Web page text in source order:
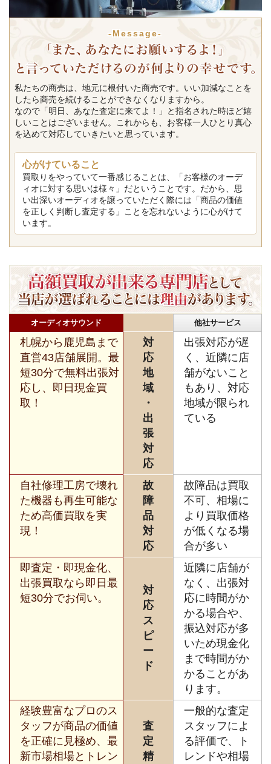
-Message-
私たちの商売は、地元に根付いた商売です。いい加減なことを
したら商売を続けることができなくなりますから。
なので「明日、あなた査定に来てよ！」と指名された時ほど嬉
しいことはございません。これからも、お客様一人ひとり真心
を込めて対応していきたいと思っています。
心がけていること
買取りをやっていて一番感じることは、「お客様のオーデ
ィオに対する思いは様々」だということです。だから、思
い出深いオーディオを譲っていただく際には「商品の価値
を正しく判断し査定する」ことを忘れないように心がけて
います。
オーディオサウンド 他社サービス
札幌から鹿児島まで
直営43店舗展開。最
短30分で無料出張対
応し、即日現金買
取！
対
応
地
域
・
出
張
対
応
出張対応が遅
く、近隣に店
舗がないこと
もあり、対応
地域が限られ
ている
自社修理工房で壊れ
た機器も再生可能な
ため高価買取を実
現！
故
障
品
対
応
故障品は買取
不可、相場に
より買取価格
が低くなる場
合が多い
即査定・即現金化、
出張買取なら即日最
短30分でお伺い。
対
応
ス
ピ
ー
ド
近隣に店舗が
なく、出張対
応に時間がか
かる場合や、
振込対応が多
いため現金化
まで時間がか
かることがあ
ります。
経験豊富なプロのス
タッフが商品の価値
を正確に見極め、最
新市場相場とトレン
査
定
精
一般的な査定
スタッフによ
る評価で、ト
レンドや相場